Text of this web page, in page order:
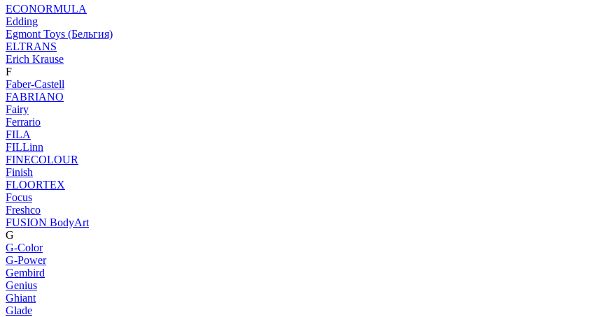
ECONORMULA
Edding
Egmont Toys (Бельгия)
ELTRANS
Erich Krause
F
Faber-Castell
FABRIANO
Fairy
Ferrario
FILA
FILLinn
FINECOLOUR
Finish
FLOORTEX
Focus
Freshco
FUSION BodyArt
G
G-Color
G-Power
Gembird
Genius
Ghiant
Glade